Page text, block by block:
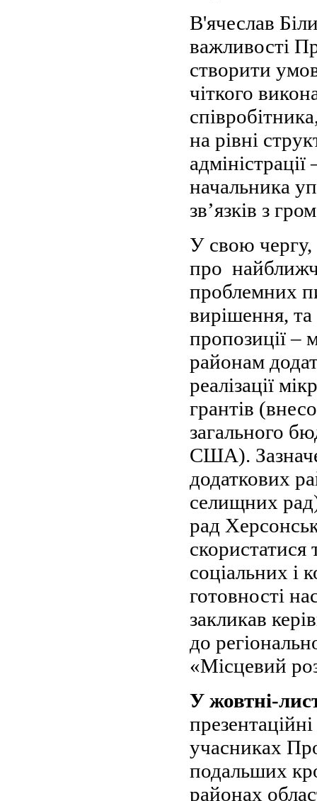
В'ячеслав
важливості
створити
чіткого
на рівні
начальника
зв’язків з
У свою чергу,
про
проблемних
вирішення, та
пропозиції –
районам
реалізації
грантів
загального
США).
додаткових
селищних
рад
скористатися
соціальних і
готовності
закликав
до
«Місцевий
У жовтні-
учасниках
подальших
районах